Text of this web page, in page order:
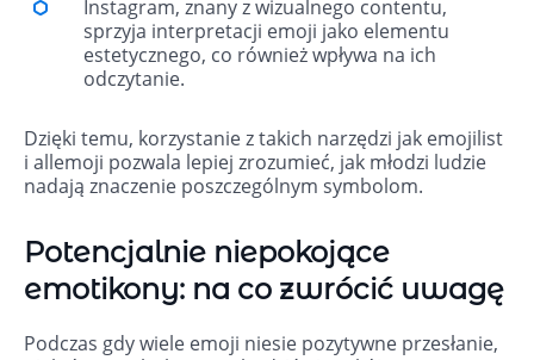
Instagram, znany z wizualnego contentu,
sprzyja interpretacji emoji jako elementu
estetycznego, co również wpływa na ich
odczytanie.
Dzięki temu, korzystanie z takich narzędzi jak emojilist
i allemoji pozwala lepiej zrozumieć, jak młodzi ludzie
nadają znaczenie poszczególnym symbolom.
Potencjalnie niepokojące
emotikony: na co zwrócić uwagę
Podczas gdy wiele emoji niesie pozytywne przesłanie,